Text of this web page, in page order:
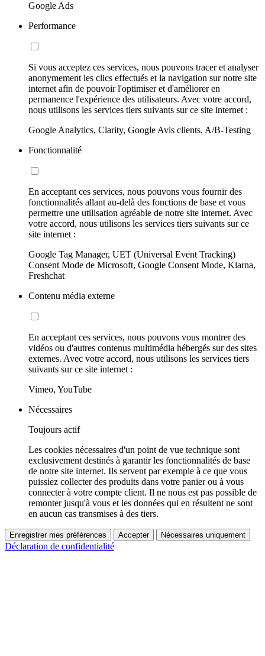
Google Ads
Performance
Si vous acceptez ces services, nous pouvons tracer et analyser
anonymement les clics effectués et la navigation sur notre site
internet afin de pouvoir l'optimiser et d'améliorer en
permanence l'expérience des utilisateurs. Avec votre accord,
nous utilisons les services tiers suivants sur ce site internet :
Google Analytics, Clarity, Google Avis clients, A/B-Testing
Fonctionnalité
En acceptant ces services, nous pouvons vous fournir des
fonctionnalités allant au-delà des fonctions de base et vous
permettre une utilisation agréable de notre site internet. Avec
votre accord, nous utilisons les services tiers suivants sur ce
site internet :
Google Tag Manager, UET (Universal Event Tracking)
Consent Mode de Microsoft, Google Consent Mode, Klarna,
Freshchat
Contenu média externe
En acceptant ces services, nous pouvons vous montrer des
vidéos ou d'autres contenus multimédia hébergés sur des sites
externes. Avec votre accord, nous utilisons les services tiers
suivants sur ce site internet :
Vimeo, YouTube
Nécessaires
Toujours actif
Les cookies nécessaires d'un point de vue technique sont
exclusivement destinés à garantir les fonctionnalités de base
de notre site internet. Ils servent par exemple à ce que vous
puissiez collecter des produits dans votre panier ou à vous
connecter à votre compte client. Il ne nous est pas possible de
remonter jusqu'à vous et les données qui en résultent ne sont
en aucun cas transmises à des tiers.
Enregistrer mes préférences Accepter Nécessaires uniquement
Déclaration de confidentialité